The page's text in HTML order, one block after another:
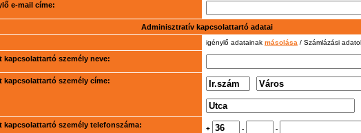
e-mail címe:
Adminisztratív kapcsolattartó adatai
igénylő adatainak másolása / Számlázási
kapcsolattartó személy neve:
kapcsolattartó személy címe:
kapcsolattartó személy telefonszáma: + - -